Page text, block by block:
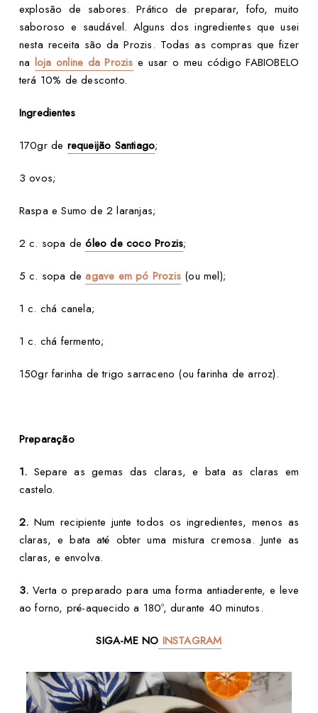
explosão de sabores. Prático de preparar, fofo, muito
saboroso e saudável. Alguns dos ingredientes que usei
nesta receita são da Prozis. Todas as compras que fizer
na loja online da Prozis e usar o meu código FABIOBELO
terá 10% de desconto.
Ingredientes
170gr de requeijão Santiago;
3 ovos;
Raspa e Sumo de 2 laranjas;
2 c. sopa deóleo de coco Prozis;
5 c. sopa deagave em pó Prozis (ou mel);
1 c. chá canela;
1 c. chá fermento;
150gr farinha de trigo sarraceno (ou farinha de arroz).
Preparação
1. Separe as gemas das claras, e bata as claras em
castelo.
2. Num recipiente junte todos os ingredientes, menos as
claras, e bata até obter uma mistura cremosa. Junte as
claras, e envolva.
3. Verta o preparado para uma forma antiaderente, e leve
ao forno, pré-aquecido a 180º, durante 40 minutos.
SIGA-ME NO INSTAGRAM